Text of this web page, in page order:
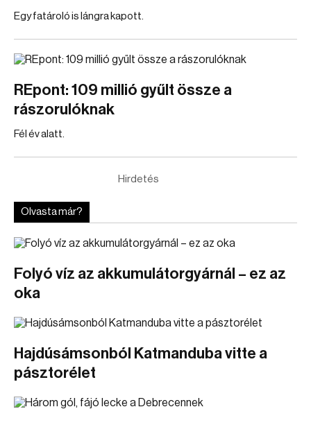
Egy fatároló is lángra kapott.
REpont: 109 millió gyűlt össze a
rászorulóknak
Fél év alatt.
Hirdetés
Olvasta már?
Folyó víz az akkumulátorgyárnál – ez az
oka
Hajdúsámsonból Katmanduba vitte a
pásztorélet